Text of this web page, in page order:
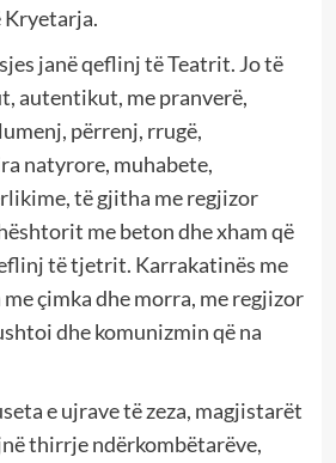
Kryetarja.
janë qeflinj të Teatrit. Jo të
autentikut, me pranverë,
përrenj, rrugë,
natyrore, muhabete,
të gjitha me regjizor
me beton dhe xham që
të tjetrit. Karrakatinës me
çimka dhe morra, me regjizor
dhe komunizmin që na
e ujrave të zeza, magjistarët
thirrje ndërkombëtarëve,